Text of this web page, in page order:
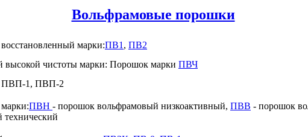
Вольфрамовые порошки
марки:ПВ1 , ПВ2
высокой чистоты марки: Порошок марки ПВЧ
ПВП-1, ПВП-2
ПВН - порошок вольфрамовый низкоактивный, ПВВ - порошок